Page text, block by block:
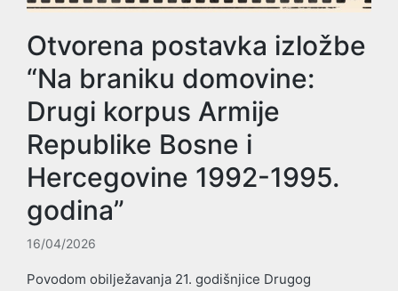
Otvorena postavka izložbe
“Na braniku domovine:
Drugi korpus Armije
Republike Bosne i
Hercegovine 1992-1995.
godina”
16/04/2026
Povodom obilježavanja 21. godišnjice Drugog